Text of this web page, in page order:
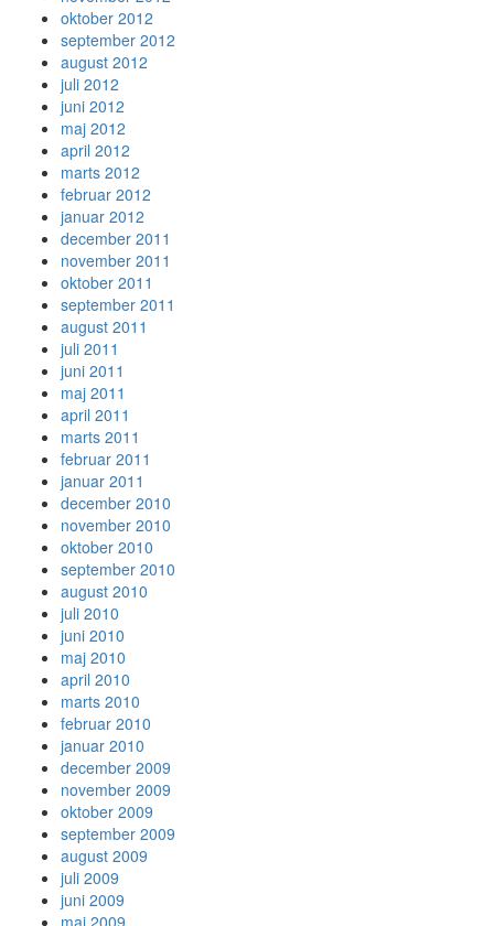
oktober 2012
september 2012
august 2012
juli 2012
juni 2012
maj 2012
april 2012
marts 2012
februar 2012
januar 2012
december 2011
november 2011
oktober 2011
september 2011
august 2011
juli 2011
juni 2011
maj 2011
april 2011
marts 2011
februar 2011
januar 2011
december 2010
november 2010
oktober 2010
september 2010
august 2010
juli 2010
juni 2010
maj 2010
april 2010
marts 2010
februar 2010
januar 2010
december 2009
november 2009
oktober 2009
september 2009
august 2009
juli 2009
juni 2009
maj 2009